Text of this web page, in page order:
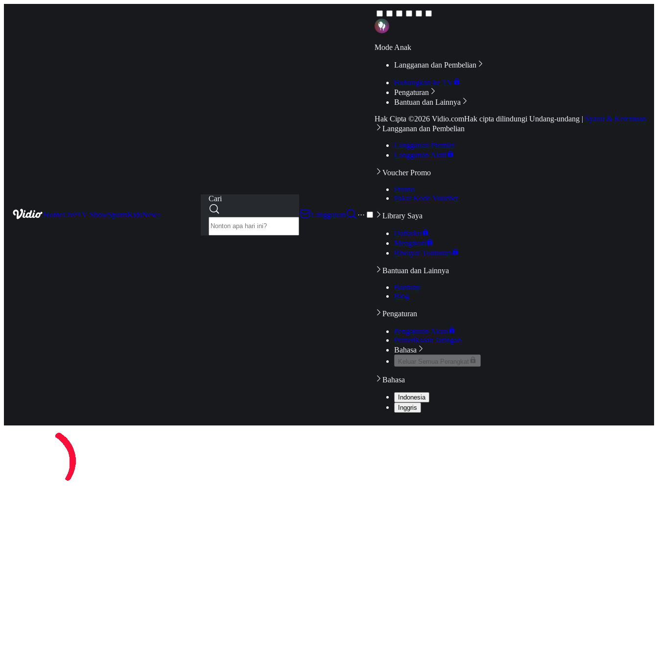
HomeLiveTV ShowSportsKidsNews
Cari
Langganan
···
Mode Anak
Langganan dan Pembelian
Hubungkan ke TV
Pengaturan
Bantuan dan Lainnya
Hak Cipta ©2026 Vidio.comHak cipta dilindungi Undang-undang | Syarat & Ketentuan
Langganan dan Pembelian
Langganan Premier
Langganan Aktif
Voucher Promo
Promo
Pakai Kode Voucher
Library Saya
Daftarku
Mengikuti
Riwayat Tontonan
Bantuan dan Lainnya
Bantuan
Blog
Pengaturan
Pengaturan Akun
Pemeriksaan Jaringan
Bahasa
Keluar Semua Perangkat
Bahasa
Indonesia
Inggris